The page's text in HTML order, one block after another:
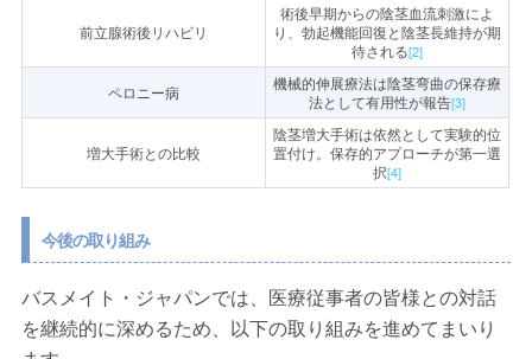
前立腺術後リハビリ
術後早期からの陰茎血流刺激によ
り、勃起機能回復と陰茎長維持が期
待される[2]
ペロニー病
機械的伸展療法は陰茎弯曲の保存療
法として有用性が報告[3]
増大手術との比較
陰茎増大手術は依然として実験的位
置付け。保存的アプローチが第一選
択[4]
今後の取り組み
バスメイト・ジャパンでは、医療従事者の皆様との対話
を継続的に深めるため、以下の取り組みを進めてまいり